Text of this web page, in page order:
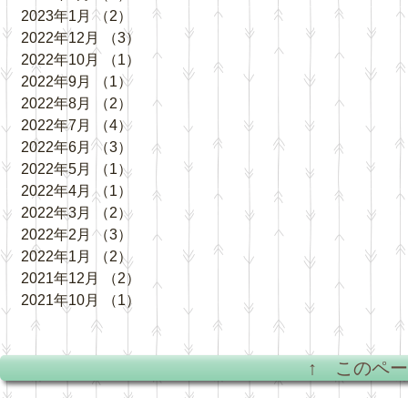
2023年1月 （2）
2件の記事
2022年12月
（3）
3件の記事
2022年10月
（1）
1件の記事
2022年9月
（1）1件の記事
2022年8月
（2）
2件の記事
2022年7月
（4） 4件の記事
2022年6月 （3）
3件の記事
2022年5月
（1） 1件の記事
2022年4月 （1）
1件の記事
2022年3月
（2）2件の記事
2022年2月 （3）
3件の記事
2022年1月
（2）2件の記事
2021年12月
（2）
2021年10月
（1）
↑ このペ